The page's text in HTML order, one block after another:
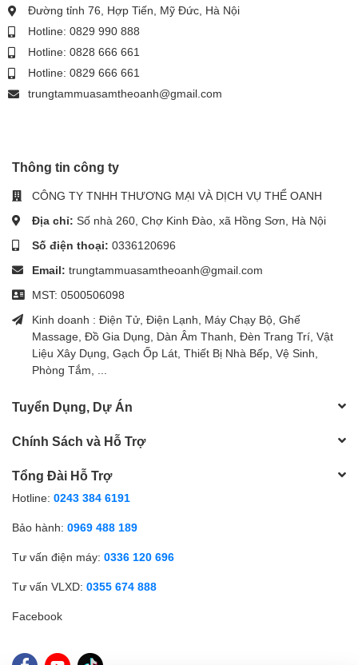
Đường tỉnh 76, Hợp Tiến, Mỹ Đức, Hà Nội
Hotline: 0829 990 888
Hotline: 0828 666 661
Hotline: 0829 666 661
trungtammuasamtheoanh@gmail.com
Thông tin công ty
CÔNG TY TNHH THƯƠNG MẠI VÀ DỊCH VỤ THỂ OANH
Địa chỉ: Số nhà 260, Chợ Kinh Đào, xã Hồng Sơn, Hà Nội
Số điện thoại: 0336120696
Email: trungtammuasamtheoanh@gmail.com
MST: 0500506098
Kinh doanh : Điện Tử, Điện Lạnh, Máy Chạy Bộ, Ghế
Massage, Đồ Gia Dụng, Dàn Âm Thanh, Đèn Trang Trí, Vật
Liệu Xây Dụng, Gạch Ốp Lát, Thiết Bị Nhà Bếp, Vệ Sinh,
Phòng Tắm, ...
Tuyển Dụng, Dự Án
Chính Sách và Hỗ Trợ
Tổng Đài Hỗ Trợ
Hotline: 0243 384 6191
Bảo hành: 0969 488 189
Tư vấn điện máy: 0336 120 696
Tư vấn VLXD: 0355 674 888
Facebook